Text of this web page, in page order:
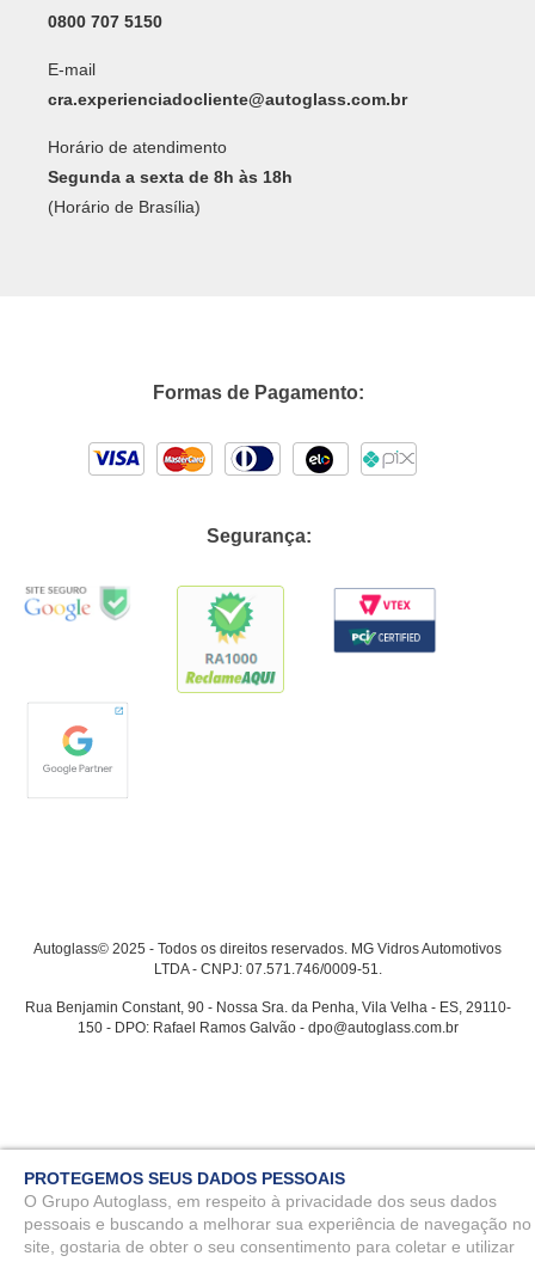
0800 707 5150
E-mail
cra.experienciadocliente@autoglass.com.br
Horário de atendimento
Segunda a sexta de 8h às 18h
(Horário de Brasília)
Formas de Pagamento:
Segurança:
Autoglass© 2025 - Todos os direitos reservados. MG Vidros Automotivos
LTDA - CNPJ: 07.571.746/0009-51.
Rua Benjamin Constant, 90 - Nossa Sra. da Penha, Vila Velha - ES, 29110-
150 - DPO: Rafael Ramos Galvão - dpo@autoglass.com.br
PROTEGEMOS SEUS DADOS PESSOAIS
O Grupo Autoglass, em respeito à privacidade dos seus dados
pessoais e buscando a melhorar sua experiência de navegação no
site, gostaria de obter o seu consentimento para coletar e utilizar